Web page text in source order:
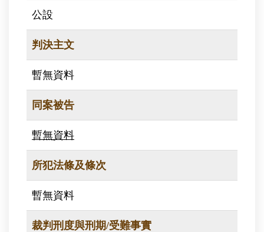
公設
判決主文
暫無資料
同案被告
暫無資料
所犯法條及條次
暫無資料
裁判刑度與刑期/受難事實